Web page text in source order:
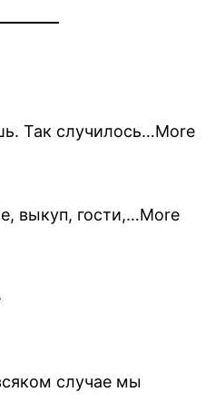
Так случилось…More
выкуп, гости,…More
случае мы